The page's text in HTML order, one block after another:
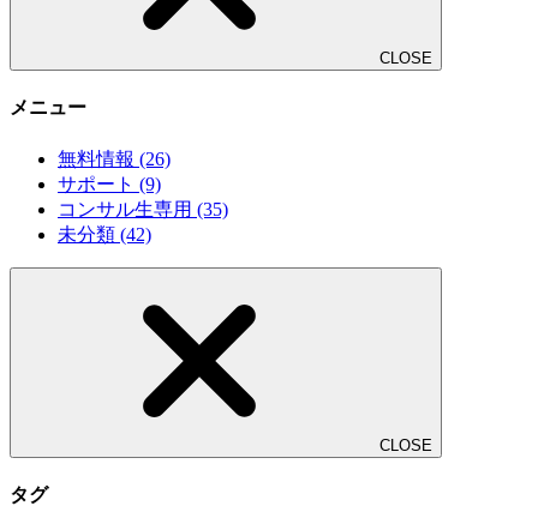
CLOSE
メニュー
無料情報 (26)
サポート (9)
コンサル生専用 (35)
未分類 (42)
CLOSE
タグ